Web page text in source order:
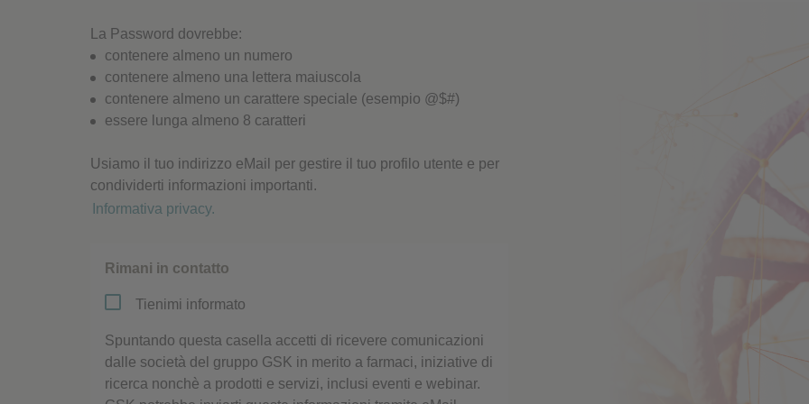
La Password dovrebbe:
contenere almeno un numero
contenere almeno una lettera maiuscola
contenere almeno un carattere speciale (esempio @$#)
essere lunga almeno 8 caratteri
Usiamo il tuo indirizzo eMail per gestire il tuo profilo utente e per
condividerti informazioni importanti.
Informativa privacy.
Rimani in contatto​
Tienimi informato
Spuntando questa casella accetti di ricevere comunicazioni
dalle società del gruppo GSK in merito a farmaci, iniziative di
ricerca nonchè a prodotti e servizi, inclusi eventi e webinar.
Cookie pubblicitari